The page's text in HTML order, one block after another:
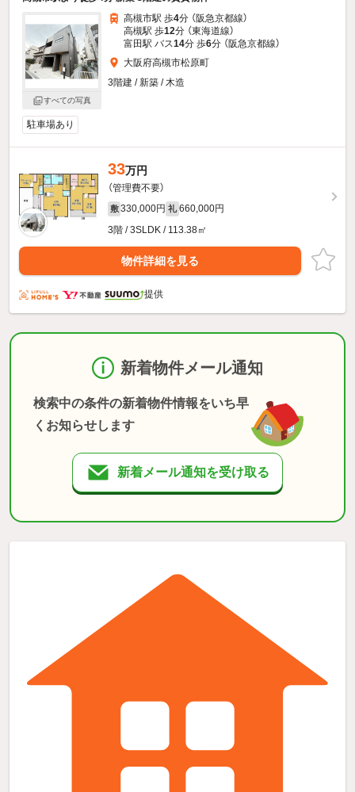
すべての写真
高槻市駅 歩4分 （阪急京都線）
高槻駅 歩12分 （東海道線）
富田駅 バス14分 歩6分 （阪急京都線）
大阪府高槻市松原町
3階建 / 新築 / 木造
駐車場あり
33万円
（管理費不要）
敷 330,000円 礼 660,000円
3階 / 3SLDK / 113.38㎡
物件詳細を見る
提供
新着物件メール通知
検索中の条件の新着物件情報をいち早
くお知らせします
新着メール通知を受け取る